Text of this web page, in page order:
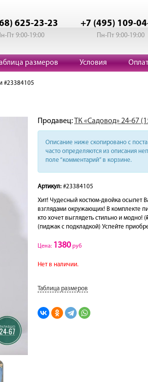
625-23-23
Пт 9:00-19:00
+7 (495) 109-
Пн-Пт 9:00-19:00
размеров Условия
#23384105
Продавец:ТК «Садовод» 24-67
Описание ниже скопировано с
часто определяются из описания
поле “комментарий” в корзине.
Артикул: #23384105
Хит! Чудесный костюм-двойка осыпет
взглядами окружающих! В комплекте
кто хочет выглядеть стильно и
(пиджак с подкладкой) Успейте
Цена: 1380руб
Нет в наличии.
Таблица размеров